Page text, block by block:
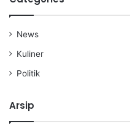
News
Kuliner
Politik
Arsip